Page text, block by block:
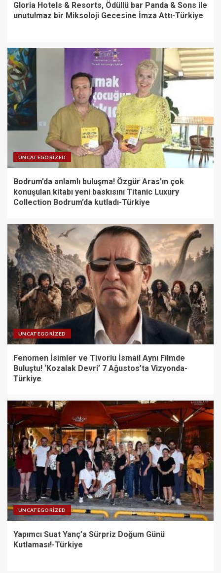
Gloria Hotels & Resorts, Ödüllü bar Panda & Sons ile
unutulmaz bir Miksoloji Gecesine İmza Attı-Türkiye
UNCATEGORIZED
Bodrum’da anlamlı buluşma! Özgür Aras’ın çok
konuşulan kitabı yeni baskısını Titanic Luxury
Collection Bodrum’da kutladı-Türkiye
UNCATEGORIZED
Fenomen İsimler ve Tivorlu İsmail Aynı Filmde
Buluştu! ‘Kozalak Devri’ 7 Ağustos’ta Vizyonda-
Türkiye
UNCATEGORIZED
Yapımcı Suat Yanç’a Sürpriz Doğum Günü
Kutlaması!-Türkiye